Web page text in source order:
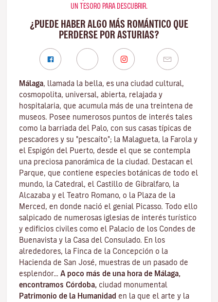
UN TESORO PARA DESCUBRIR.
¿PUEDE HABER ALGO MÁS ROMÁNTICO QUE
PERDERSE POR ASTURIAS?
Málaga, llamada la bella, es una ciudad cultural,
cosmopolita, universal, abierta, relajada y
hospitalaria, que acumula más de una treintena de
museos. Posee numerosos puntos de interés tales
como la barriada del Palo, con sus casas típicas de
pescadores y su "pescaíto"; la Malagueta, la Farola y
el Espigón del Puerto, desde el que se contempla
una preciosa panorámica de la ciudad. Destacan el
Parque, que contiene especies botánicas de todo el
mundo, la Catedral, el Castillo de Gibralfaro, la
Alcazaba y el Teatro Romano, o la Plaza de la
Merced, en donde nació el genial Picasso. Todo ello
salpicado de numerosas iglesias de interés turístico
y edificios civiles como el Palacio de los Condes de
Buenavista y la Casa del Consulado. En los
alrededores, la Finca de la Concepción o la
Hacienda de San José, muestras de un pasado de
esplendor… A poco más de una hora de Málaga,
encontramos Córdoba, ciudad monumental
Patrimonio de la Humanidad en la que el arte y la